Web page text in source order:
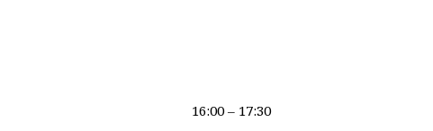
16:00 – 17:30